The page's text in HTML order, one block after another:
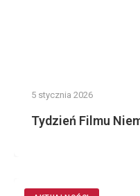
5 stycznia 2026
Tydzień Filmu